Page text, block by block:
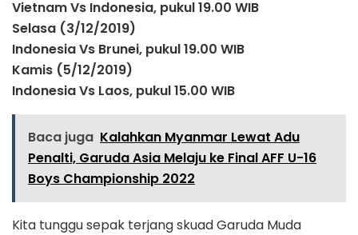
Vietnam Vs Indonesia, pukul 19.00 WIB
Selasa (3/12/2019)
Indonesia Vs Brunei, pukul 19.00 WIB
Kamis (5/12/2019)
Indonesia Vs Laos, pukul 15.00 WIB
Baca juga Kalahkan Myanmar Lewat Adu
Penalti, Garuda Asia Melaju ke Final AFF U-16
Boys Championship 2022
Kita tunggu sepak terjang skuad Garuda Muda